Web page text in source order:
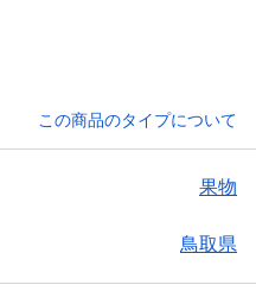
この商品のタイプについて
果物
鳥取県